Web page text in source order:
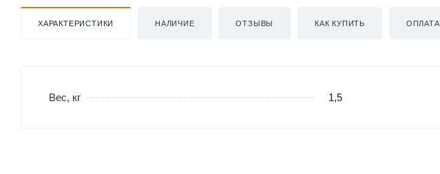
ХАРАКТЕРИСТИКИ НАЛИЧИЕ ОТЗЫВЫ КАК КУПИТЬ ОПЛАТА
Вес, кг 1,5